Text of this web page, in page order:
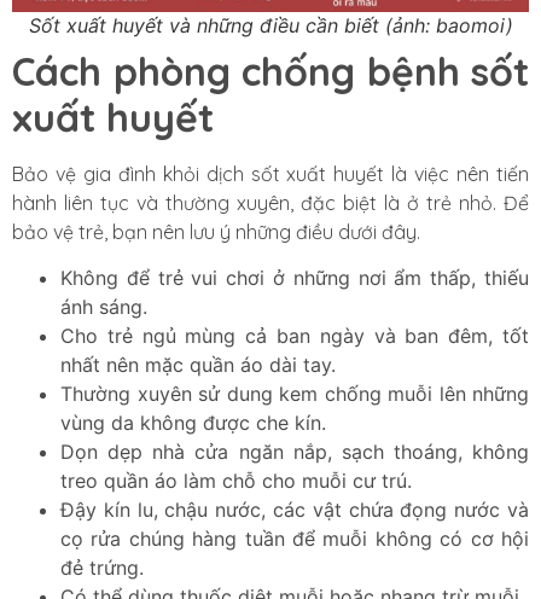
Sốt xuất huyết và những điều cần biết (ảnh: baomoi)
Cách phòng chống bệnh sốt
xuất huyết
Bảo vệ gia đình khỏi dịch sốt xuất huyết là việc nên tiến
hành liên tục và thường xuyên, đặc biệt là ở trẻ nhỏ. Để
bảo vệ trẻ, bạn nên lưu ý những điều dưới đây.
Không để trẻ vui chơi ở những nơi ẩm thấp, thiếu
ánh sáng.
Cho trẻ ngủ mùng cả ban ngày và ban đêm, tốt
nhất nên mặc quần áo dài tay.
Thường xuyên sử dung kem chống muỗi lên những
vùng da không được che kín.
Dọn dẹp nhà cửa ngăn nắp, sạch thoáng, không
treo quần áo làm chỗ cho muỗi cư trú.
Đậy kín lu, chậu nước, các vật chứa đọng nước và
cọ rửa chúng hàng tuần để muỗi không có cơ hội
đẻ trứng.